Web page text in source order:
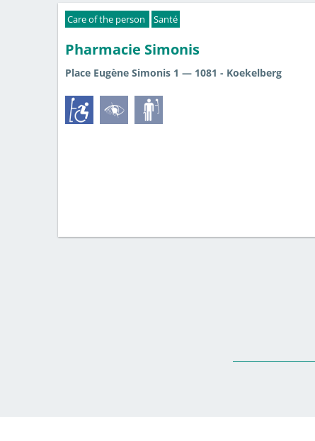
Care of the person Santé
Pharmacie Simonis
Place Eugène Simonis 1 — 1081 - Koekelberg